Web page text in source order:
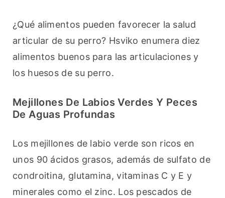
¿Qué alimentos pueden favorecer la salud
articular de su perro? Hsviko enumera diez
alimentos buenos para las articulaciones y
los huesos de su perro.
Mejillones De Labios Verdes Y Peces
De Aguas Profundas
Los mejillones de labio verde son ricos en
unos 90 ácidos grasos, además de sulfato de
condroitina, glutamina, vitaminas C y E y
minerales como el zinc. Los pescados de